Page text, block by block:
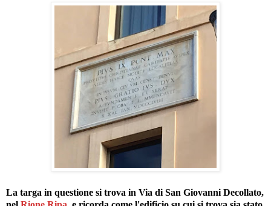
La targa in questione si trova in Via di San Giovanni Decollato,